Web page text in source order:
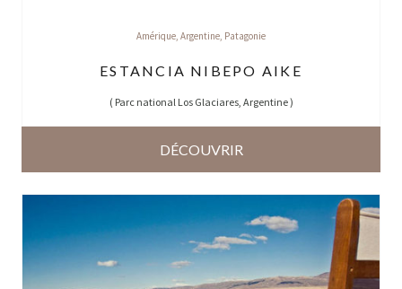
Amérique, Argentine, Patagonie
ESTANCIA NIBEPO AIKE
( Parc national Los Glaciares, Argentine)
DÉCOUVRIR